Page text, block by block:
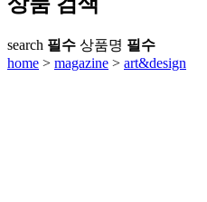
search 필수 상품명 필수
home > magazine > art&design